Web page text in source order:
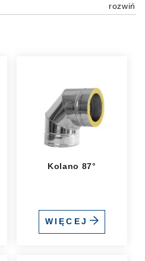
Kolano 87°
WIĘCEJ